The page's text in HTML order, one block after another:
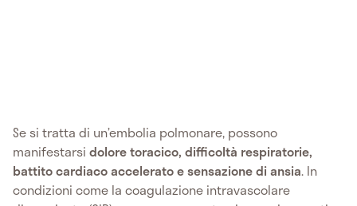
Se si tratta di un’embolia polmonare, possono
manifestarsi dolore toracico, difficoltà respiratorie,
battito cardiaco accelerato e sensazione di ansia. In
condizioni come la coagulazione intravascolare